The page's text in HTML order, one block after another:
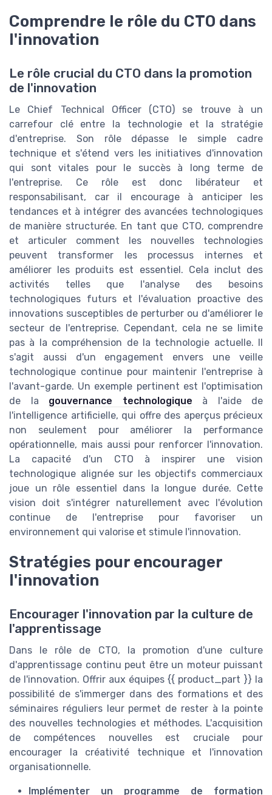
Comprendre le rôle du CTO dans
l'innovation
Le rôle crucial du CTO dans la promotion
de l'innovation
Le Chief Technical Officer (CTO) se trouve à un
carrefour clé entre la technologie et la stratégie
d'entreprise. Son rôle dépasse le simple cadre
technique et s'étend vers les initiatives d'innovation
qui sont vitales pour le succès à long terme de
l'entreprise. Ce rôle est donc libérateur et
responsabilisant, car il encourage à anticiper les
tendances et à intégrer des avancées technologiques
de manière structurée. En tant que CTO, comprendre
et articuler comment les nouvelles technologies
peuvent transformer les processus internes et
améliorer les produits est essentiel. Cela inclut des
activités telles que l'analyse des besoins
technologiques futurs et l'évaluation proactive des
innovations susceptibles de perturber ou d'améliorer le
secteur de l'entreprise. Cependant, cela ne se limite
pas à la compréhension de la technologie actuelle. Il
s'agit aussi d'un engagement envers une veille
technologique continue pour maintenir l'entreprise à
l'avant-garde. Un exemple pertinent est l'optimisation
de la gouvernance technologique à l'aide de
l'intelligence artificielle, qui offre des aperçus précieux
non seulement pour améliorer la performance
opérationnelle, mais aussi pour renforcer l'innovation.
La capacité d'un CTO à inspirer une vision
technologique alignée sur les objectifs commerciaux
joue un rôle essentiel dans la longue durée. Cette
vision doit s'intégrer naturellement avec l'évolution
continue de l'entreprise pour favoriser un
environnement qui valorise et stimule l'innovation.
Stratégies pour encourager
l'innovation
Encourager l'innovation par la culture de
l'apprentissage
Dans le rôle de CTO, la promotion d'une culture
d'apprentissage continu peut être un moteur puissant
de l'innovation. Offrir aux équipes {{ product_part }} la
possibilité de s'immerger dans des formations et des
séminaires réguliers leur permet de rester à la pointe
des nouvelles technologies et méthodes. L'acquisition
de compétences nouvelles est cruciale pour
encourager la créativité technique et l'innovation
organisationnelle.
Implémenter un programme de formation